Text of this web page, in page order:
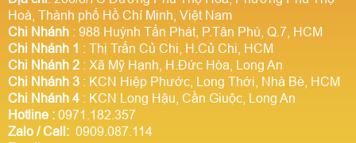
Hoà, Thành phố Hồ Chí Minh, Việt Nam
Chi Nhánh : 988 Huỳnh Tấn Phát, P.Tân Phú, Q.7, HCM
Chi Nhánh 1 : Thị Trấn Củ Chi, H.Củ Chi, HCM
Chi Nhánh 2 : Xã Mỹ Hạnh, H.Đức Hòa, Long An
Chi Nhánh 3 : KCN Hiệp Phước, Long Thới, Nhà Bè, HCM
Chi Nhánh 4 : KCN Long Hậu, Cần Giuộc, Long An
Hotline : 0971.182.357
Zalo / Call: 0909.087.114